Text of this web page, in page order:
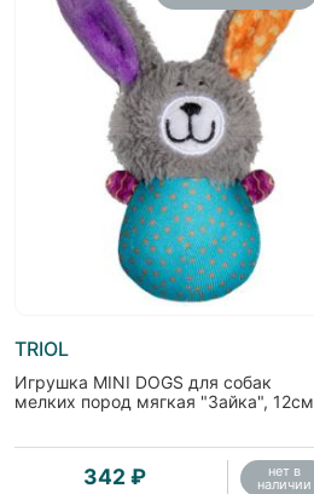
TRIOL
Игрушка MINI DOGS для собак
мелких пород мягкая "Зайка", 12см
342 ₽ нет в
наличии